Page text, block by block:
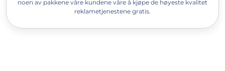
noen av pakkene våre kundene våre å kjøpe de høyeste kvalitet
reklametjenestene gratis.